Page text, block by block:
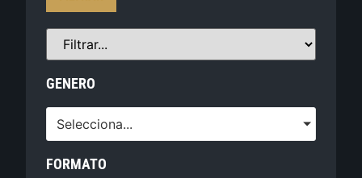
GENERO
Selecciona...
FORMATO